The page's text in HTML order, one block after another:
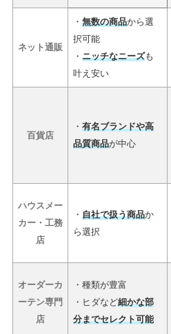
ネット通販
・ 無数の商品から選
択可能
・ ニッチなニーズも
叶え安い
百貨店
・ 有名ブランドや高
品質商品が中心
ハウスメー
カー・工務
店
・ 自社で扱う商品か
ら選択
オーダーカ
ーテン専門
店
・種類が豊富
・ヒダなど細かな部
分までセレクト可能